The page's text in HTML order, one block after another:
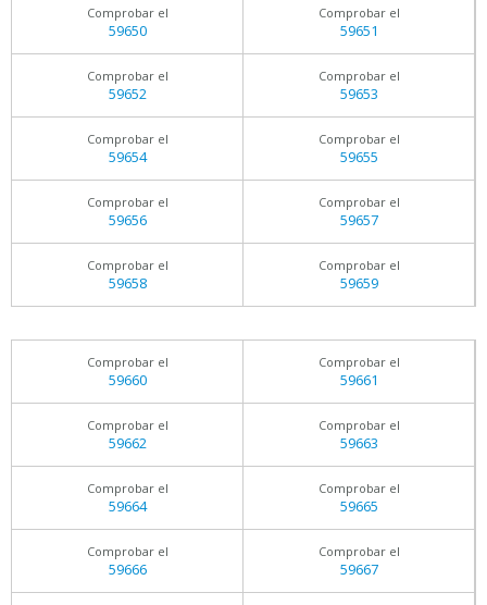
Comprobar el
59650
Comprobar el
59651
Comprobar el
59652
Comprobar el
59653
Comprobar el
59654
Comprobar el
59655
Comprobar el
59656
Comprobar el
59657
Comprobar el
59658
Comprobar el
59659
Comprobar el
59660
Comprobar el
59661
Comprobar el
59662
Comprobar el
59663
Comprobar el
59664
Comprobar el
59665
Comprobar el
59666
Comprobar el
59667